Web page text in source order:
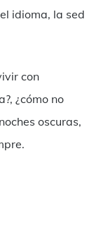
idioma, la sed
con
¿cómo no
oscuras,